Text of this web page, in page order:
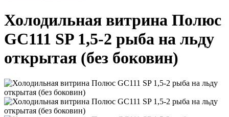
Холодильная витрина Полюс
GC111 SP 1,5-2 рыба на льду
открытая (без боковин)